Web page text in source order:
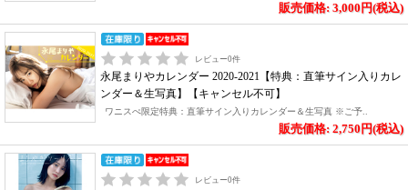
販売価格: 3,000円(税込)
レビュー0件
永尾まりやカレンダー 2020-2021【特典：直筆サイン入りカレ
ンダー＆生写真】【キャンセル不可】
ワニスぺ限定特典：直筆サイン入りカレンダー＆生写真 ※ご予..
販売価格: 2,750円(税込)
レビュー0件